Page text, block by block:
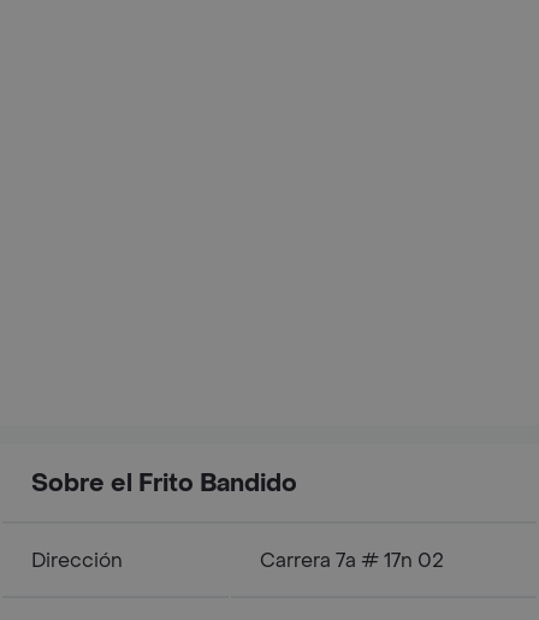
Sobre el Frito Bandido
Dirección Carrera 7a # 17n 02